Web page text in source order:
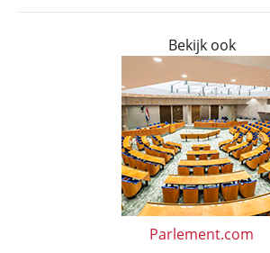
Bekijk ook
Parlement.com